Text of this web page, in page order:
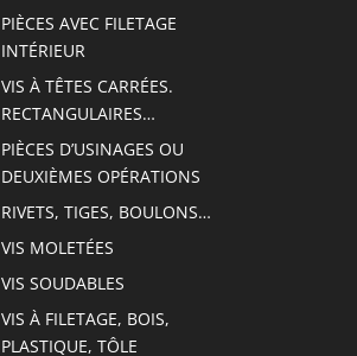
PIÈCES AVEC FILETAGE
INTÉRIEUR
VIS À TÊTES CARRÉES.
RECTANGULAIRES…
PIÈCES D’USINAGES OU
DEUXIÈMES OPÉRATIONS
RIVETS, TIGES, BOULONS…
VIS MOLETÉES
VIS SOUDABLES
VIS À FILETAGE, BOIS,
PLASTIQUE, TÔLE